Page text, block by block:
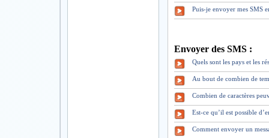
Puis-je envoyer mes SMS
Envoyer des SMS :
Quels sont les pays et les
Au bout de combien de
Combien de caractères
Est-ce qu’il est possible
Comment envoyer un